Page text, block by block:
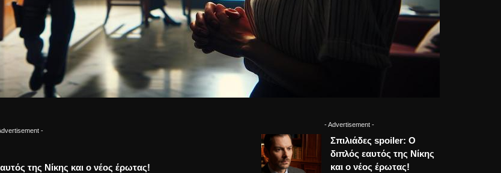
-
της Νίκης και ο νέος έρωτας!
- Advertisement -
Σπιλιάδες spoiler: Ο
διπλός εαυτός της Νίκης
και ο νέος έρωτας!